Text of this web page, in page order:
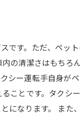
す。ただ、ペッ
の清潔さはもち
シー運転手自身が
ことです。タクシ
なります。 ま